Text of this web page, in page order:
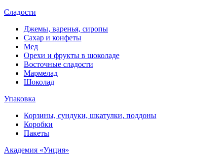
Сладости
Джемы, варенья, сиропы
Сахар и конфеты
Мед
Орехи и фрукты в шоколаде
Восточные сладости
Мармелад
Шоколад
Упаковка
Корзины, сундуки, шкатулки, поддоны
Коробки
Пакеты
Академия «Унция»